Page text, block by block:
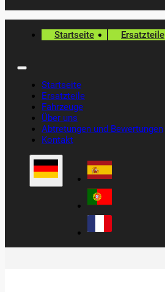
Startseite Ersatzteile
Startseite
Ersatzteile
Fahrzeuge
Über uns
Abtretungen und Bewertungen
Kontakt